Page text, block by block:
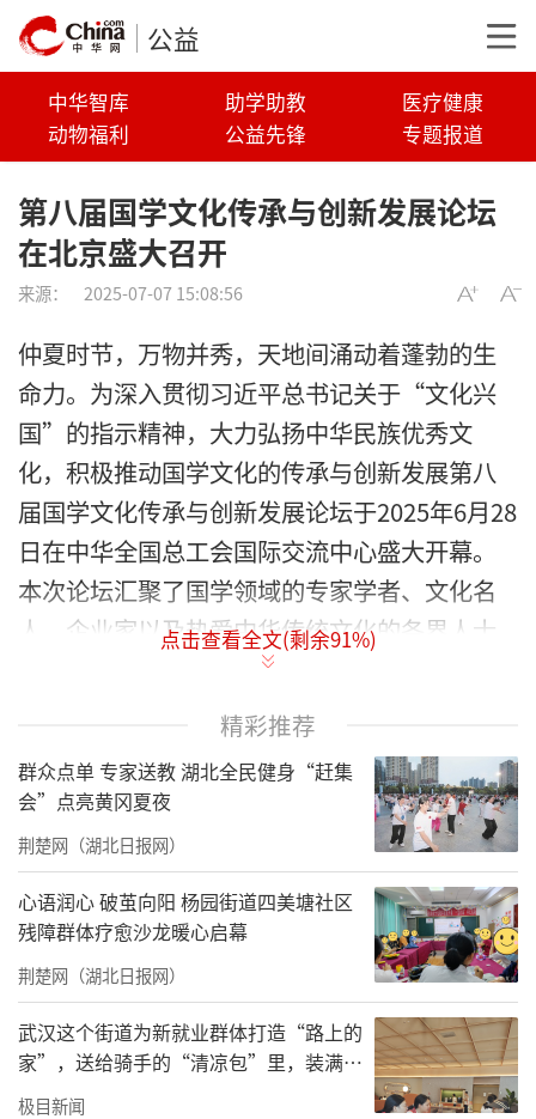
公益
中华智库 助学助教
医疗健康
动物福利
公益先锋 专题报道
第八届国学文化传承与创新发展论坛
在北京盛大召开
来源： 2025-07-07 15:08:56
仲夏时节，万物并秀，天地间涌动着蓬勃的生
命力。为深入贯彻习近平总书记关于“文化兴
国”的指示精神，大力弘扬中华民族优秀文
化，积极推动国学文化的传承与创新发展第八
届国学文化传承与创新发展论坛于2025年6月28
日在中华全国总工会国际交流中心盛大开幕。
本次论坛汇聚了国学领域的专家学者、文化名
人、企业家以及热爱中华传统文化的各界人士
共计500余人出席了盛会，共同为传承与弘扬国
学文化献计献策，开启了一场文化的盛宴。
点击查看全文(剩余91%)
精彩推荐
群众点单 专家送教 湖北全民健身“赶集
会”点亮黄冈夏夜
荆楚网（湖北日报网）
心语润心 破茧向阳 杨园街道四美塘社区
残障群体疗愈沙龙暖心启幕
荆楚网（湖北日报网）
武汉这个街道为新就业群体打造“路上的
家”，送给骑手的“清凉包”里，装满了
城市的善意与细节
极目新闻